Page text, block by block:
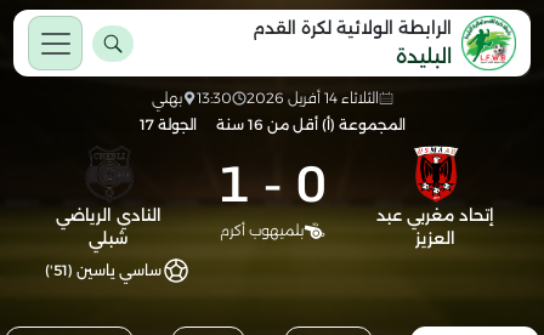
الرابطة الولائية لكرة القدم
البليدة
الثلاثاء 14 أفريل 2026 13:30
بهلي
المجموعة (أ) أقل من 16 سنة
الجولة 17
إتحاد مغربي عبد
العزيز
0
-
1
بلميهوب أكرم
النادي الرياضي
شبلي
ساسي ياسين (51')